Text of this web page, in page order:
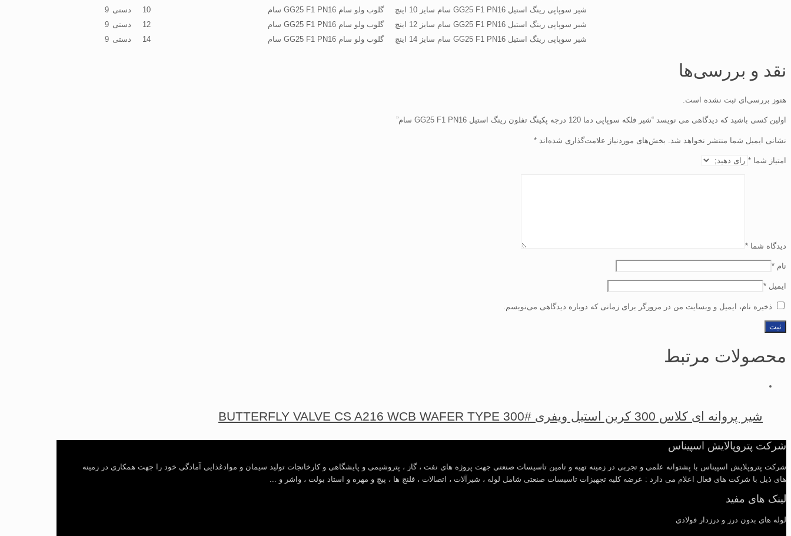
شیر سوپاپی رینگ استیل GG25 F1 PN16 سام سایز 10 اینچ
گلوب ولو سام GG25 F1 PN16 سام 10 دستی 9
شیر سوپاپی رینگ استیل GG25 F1 PN16 سام سایز 12 اینچ
گلوب ولو سام GG25 F1 PN16 سام 12 دستی 9
شیر سوپاپی رینگ استیل GG25 F1 PN16 سام سایز 14 اینچ
گلوب ولو سام GG25 F1 PN16 سام 14 دستی 9
نقد و بررسی‌ها
هنوز بررسی‌ای ثبت نشده است.
اولین کسی باشید که دیدگاهی می نویسد “شیر فلکه سوپاپی دما 120 درجه پکینگ تفلون رینگ استیل GG25 F1 PN16 سام”
نشانی ایمیل شما منتشر نخواهد شد. بخش‌های موردنیاز علامت‌گذاری شده‌اند *
امتیاز شما *
دیدگاه شما *
نام *
ایمیل *
ذخیره نام، ایمیل و وبسایت من در مرورگر برای زمانی که دوباره دیدگاهی می‌نویسم.
محصولات مرتبط
شیر پروانه ای کلاس 300 کربن استیل ویفری BUTTERFLY VALVE CS A216 WCB WAFER TYPE 300#
شرکت پتروپالایش اسپیناس
شرکت پتروپلایش اسپیناس با پشتوانه علمی و تجربی در زمینه تهیه و تامین تاسیسات صنعتی جهت پروژه های نفت ، گاز ، پتروشیمی و پایشگاهی و کارخانجات تولید سیمان و موادغذایی آمادگی خود را جهت همکاری در زمینه
های ذیل با شرکت های فعال اعلام می دارد : عرضه کلیه تجهیزات تاسیسات صنعتی شامل لوله ، شیرآلات ، اتصالات ، فلنج ها ، پیچ و مهره و استاد بولت ، واشر و ...
لینک های مفید
لوله های بدون درز و درزدار فولادی